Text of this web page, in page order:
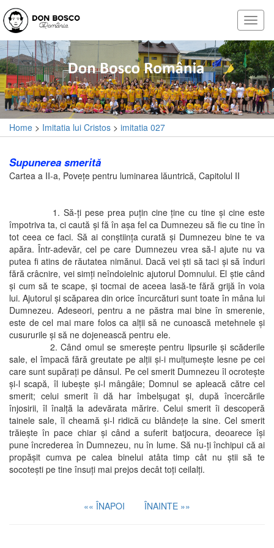
Home > Imitatia lui Cristos > imitatia 027
Supunerea smerită
Cartea a II-a, Poveţe pentru luminarea lăuntrică, Capitolul II
1. Să-ţi pese prea puţin cine ţine cu tine şi cine este
împotriva ta, ci caută şi fă în aşa fel ca Dumnezeu să fie cu tine în
tot ceea ce faci. Să ai conştiinţa curată şi Dumnezeu bine te va
apăra. Într-adevăr, cel pe care Dumnezeu vrea să-l ajute nu va
putea fi atins de răutatea nimănui. Dacă vei şti să taci şi să înduri
fără crâcnire, vei simţi neîndoielnic ajutorul Domnului. El ştie când
şi cum să te scape, şi tocmai de aceea lasă-te fără grijă în voia
lui. Ajutorul şi scăparea din orice încurcături sunt toate în mâna lui
Dumnezeu. Adeseori, pentru a ne păstra mai bine în smerenie,
este de cel mai mare folos ca alţii să ne cunoască metehnele şi
cusururile şi să ne dojenească pentru ele.
2. Când omul se smereşte pentru lipsurile şi scăderile
sale, el împacă fără greutate pe alţii şi-i mulţumeşte lesne pe cei
care sunt supăraţi pe dânsul. Pe cel smerit Dumnezeu îl ocroteşte
şi-l scapă, îl iubeşte şi-l mângâie; Domnul se apleacă către cel
smerit; celui smerit îi dă har îmbelşugat şi, după încercările
înjosirii, îl înalţă la adevărata mărire. Celui smerit îi descoperă
tainele sale, îl cheamă şi-l ridică cu blândeţe la sine. Cel smerit
trăieşte în pace chiar şi când a suferit batjocura, deoarece îşi
pune încrederea în Dumnezeu, nu în lume. Să nu-ţi închipui că ai
propăşit cumva pe calea binelui atâta timp cât nu ştii să te
socoteşti pe tine însuţi mai prejos decât toţi ceilalţi.
«« ÎNAPOI ÎNAINTE »»